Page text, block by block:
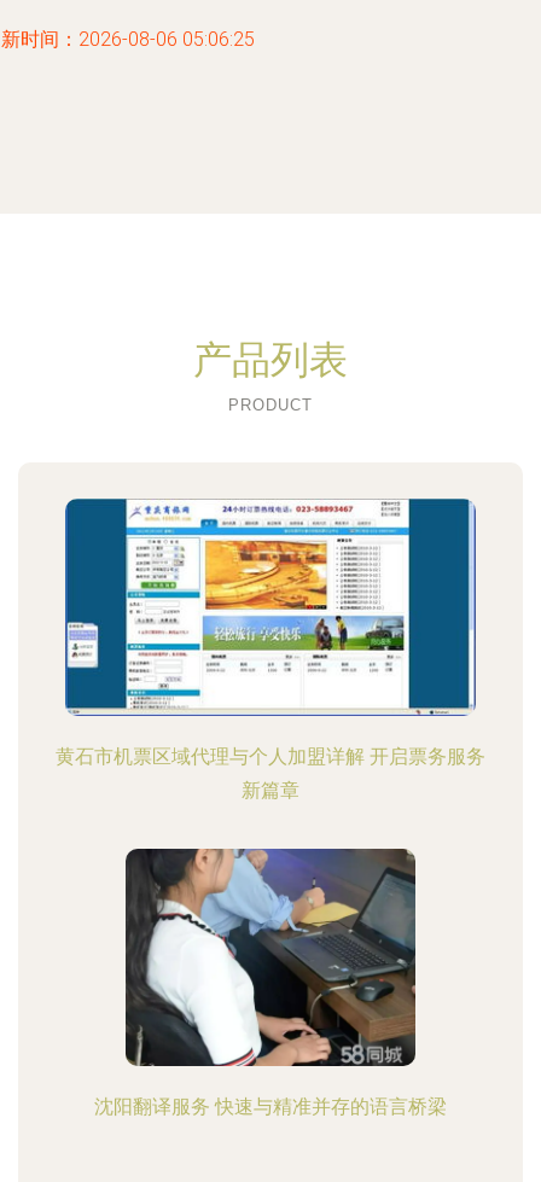
时间：2026-08-06 05:06:25
产品列表
PRODUCT
黄石市机票区域代理与个人加盟详解 开启票务服务
新篇章
沈阳翻译服务 快速与精准并存的语言桥梁